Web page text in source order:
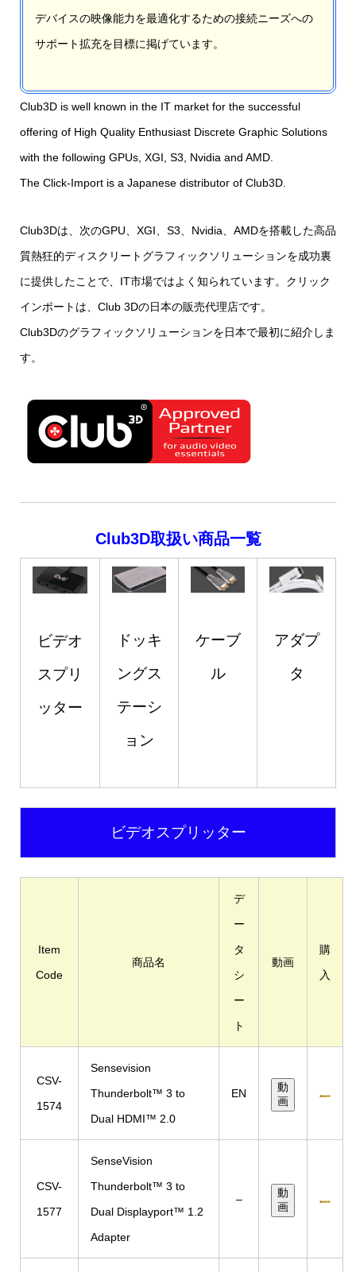
デバイスの映像能力を最適化するための接続ニーズへの
サポート拡充を目標に掲げています。
Club3D is well known in the IT market for the successful
offering of High Quality Enthusiast Discrete Graphic Solutions
with the following GPUs, XGI, S3, Nvidia and AMD.
The Click-Import is a Japanese distributor of Club3D
Club3Dは、次のGPU、XGI、S3、Nvidia、AMDを搭載した高品
質熱狂的ディスクリートグラフィックソリューションを成功裏
に提供したことで、IT市場ではよく知られています。クリック
インポートは、Club 3Dの日本の販売代理店です。
Club3Dのグラフィックソリューションを日本で最初に紹介しま
す。
Club3D取扱い商品一覧
ビデオ
スプリ
ッター
ドッキ
ングス
テーシ
ョン
ケーブ
ル
アダプ
タ
ビデオスプリッター
Item
Code
商品名
デ
ー
タ
シ
ー
ト
動画
購
入
CSV-
1574
Sensevision
Thunderbolt™ 3 to
Dual HDMI™ 2.0
EN
動
画
CSV-
1577
SenseVision
Thunderbolt™ 3 to
Dual Displayport™ 1.2
Adapter
–
動
画